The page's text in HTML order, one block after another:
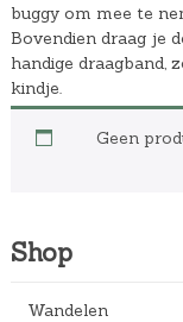
buggy om mee te
Bovendien draag je
handige draagband,
kindje.
Geen
Shop
Wandelen